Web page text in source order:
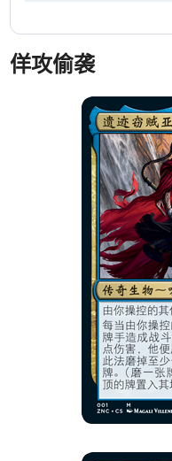
佯攻偷袭